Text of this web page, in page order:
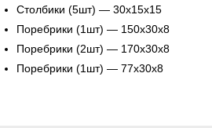
Столбики (5шт) — 30х15х15
Поребрики (1шт) — 150х30х8
Поребрики (2шт) — 170х30х8
Поребрики (1шт) — 77х30х8